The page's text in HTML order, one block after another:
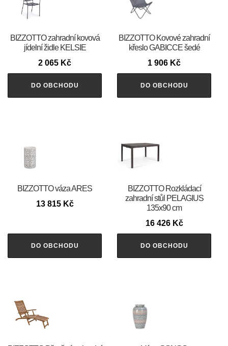
BIZZOTTO zahradní kovová
jídelní židle KELSIE
2 065 Kč
DO OBCHODU
BIZZOTTO Kovové zahradní
křeslo GABICCE šedé
1 906 Kč
DO OBCHODU
BIZZOTTO váza ARES
13 815 Kč
DO OBCHODU
BIZZOTTO Rozkládací
zahradní stůl PELAGIUS
135x90 cm
16 426 Kč
DO OBCHODU